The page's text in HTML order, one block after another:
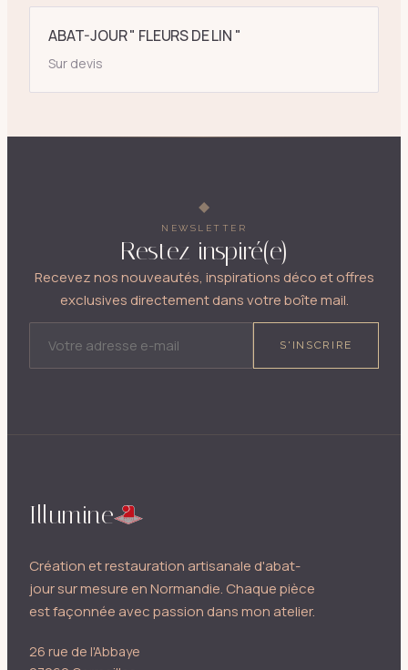
ABAT-JOUR " FLEURS DE LIN "
Sur devis
NEWSLETTER
Restez inspiré(e)
Recevez nos nouveautés, inspirations déco et offres
exclusives directement dans votre boîte mail.
S'INSCRIRE
Illumine
Création et restauration artisanale d'abat-
jour sur mesure en Normandie. Chaque pièce
est façonnée avec passion dans mon atelier.
26 rue de l'Abbaye